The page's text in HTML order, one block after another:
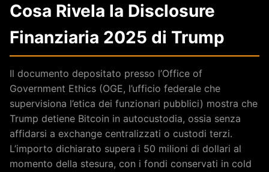
Cosa Rivela la Disclosure
Finanziaria 2025 di Trump
Il documento depositato presso l’Office of
Government Ethics (OGE, l’ufficio federale che
supervisiona l’etica dei funzionari pubblici) mostra che
Trump detiene Bitcoin in autocustodia, ossia senza
affidarsi a exchange centralizzati o custodi terzi.
L’importo dichiarato supera i 50 milioni di dollari al
momento della stesura, con i fondi conservati in cold